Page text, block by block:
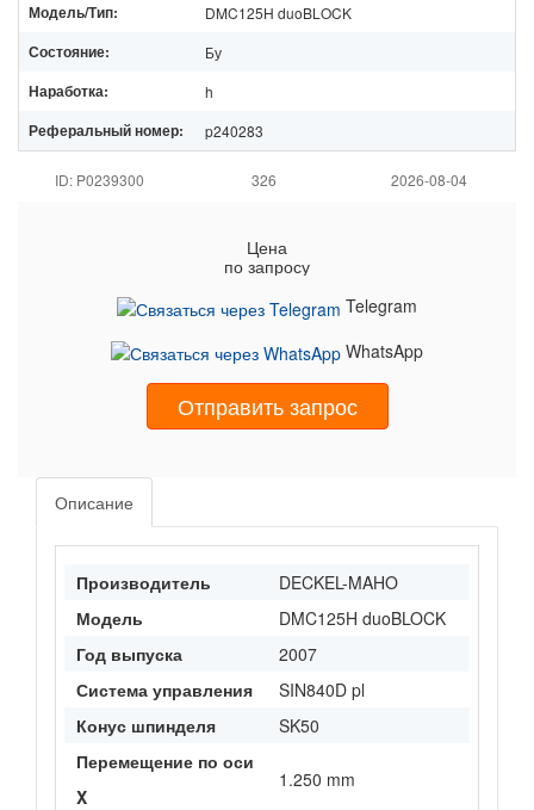
Модель/Тип: DMC125H duoBLOCK
Состояние: Бу
Наработка: h
Реферальный номер: p240283
ID: P0239300 326 2026-08-04
Цена
по запросу
Telegram
WhatsApp
Отправить запрос
Описание
Производитель
DECKEL-MAHO
Модель
DMC125H duoBLOCK
Год выпуска
2007
Система управления
SIN840D pl
Конус шпинделя
SK50
Перемещение по оси
X
1.250 mm